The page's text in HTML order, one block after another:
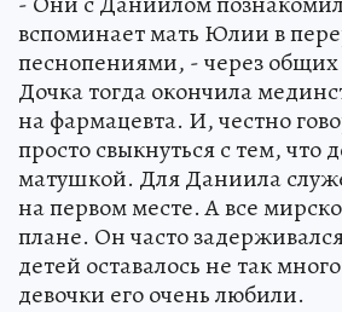
вспоминает мать Юлии в
песнопениями, - через
Дочка тогда окончила
на фармацевта. И, честно
просто свыкнуться с тем, что
матушкой. Для Даниила
на первом месте. А все
плане. Он часто
детей оставалось не так
девочки его очень любили.